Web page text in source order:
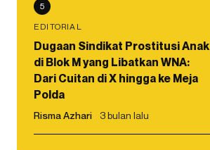
5
EDITORIAL
Dugaan Sindikat Prostitusi Anak
di Blok M yang Libatkan WNA:
Dari Cuitan di X hingga ke Meja
Polda
Risma Azhari 3 bulan lalu